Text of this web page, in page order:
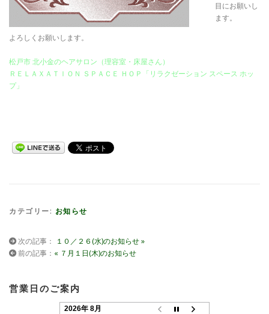
目にお願いし
ます。
よろしくお願いします。
松戸市 北小金のヘアサロン（理容室・床屋さん）
ＲＥＬＡＸＡＴＩＯＮ ＳＰＡＣＥ ＨＯＰ「リラクゼーション スペース ホッ
プ」
カテゴリー: お知らせ
次の記事：
１０／２６(水)のお知らせ »
前の記事： « ７月１日(木)のお知らせ
営業日のご案内
2026年 8月